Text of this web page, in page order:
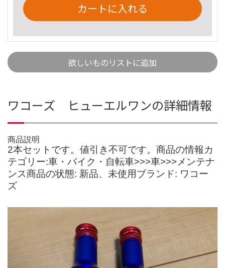
カートに入れる
欲しいものリストに追加
ワコーズ ヒューエルワンの詳細情報
商品説明
2本セットです。値引き不可です。商品の情報カ
テゴリー:車・バイク・自転車>>>車>>>メンテナ
ンス商品の状態: 新品、未使用ブランド: ワコー
ズ